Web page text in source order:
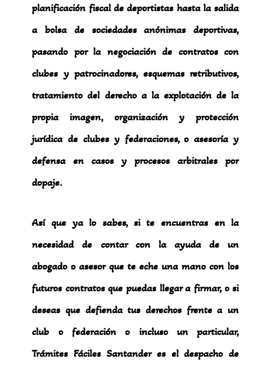
planificación fiscal de deportistas hasta la salida
a bolsa de sociedades anónimas deportivas,
pasando por la negociación de contratos con
clubes y patrocinadores, esquemas retributivos,
tratamiento del derecho a la explotación de la
propia imagen, organización y protección
jurídica de clubes y federaciones, o asesoría y
defensa en casos y procesos arbitrales por
dopaje.
Así que ya lo sabes, si te encuentras en la
necesidad de contar con la ayuda de un
abogado o asesor que te eche una mano con los
futuros contratos que puedas llegar a firmar, o si
deseas que defienda tus derechos frente a un
club o federación o incluso un particular,
Trámites Fáciles Santander es el despacho de